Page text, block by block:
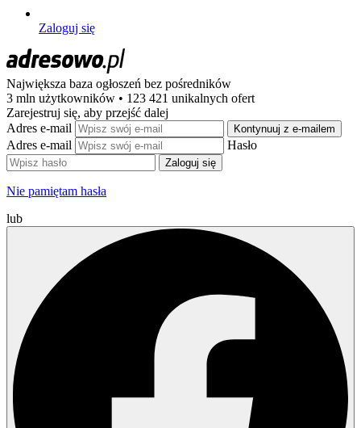
Zaloguj się
Największa baza ogłoszeń bez pośredników
3 mln użytkowników • 123 421 unikalnych ofert
Zarejestruj się, aby przejść dalej
Adres e-mail
Kontynuuj z e-mailem
Adres e-mail Hasło
Zaloguj się
Nie pamiętam hasła
lub